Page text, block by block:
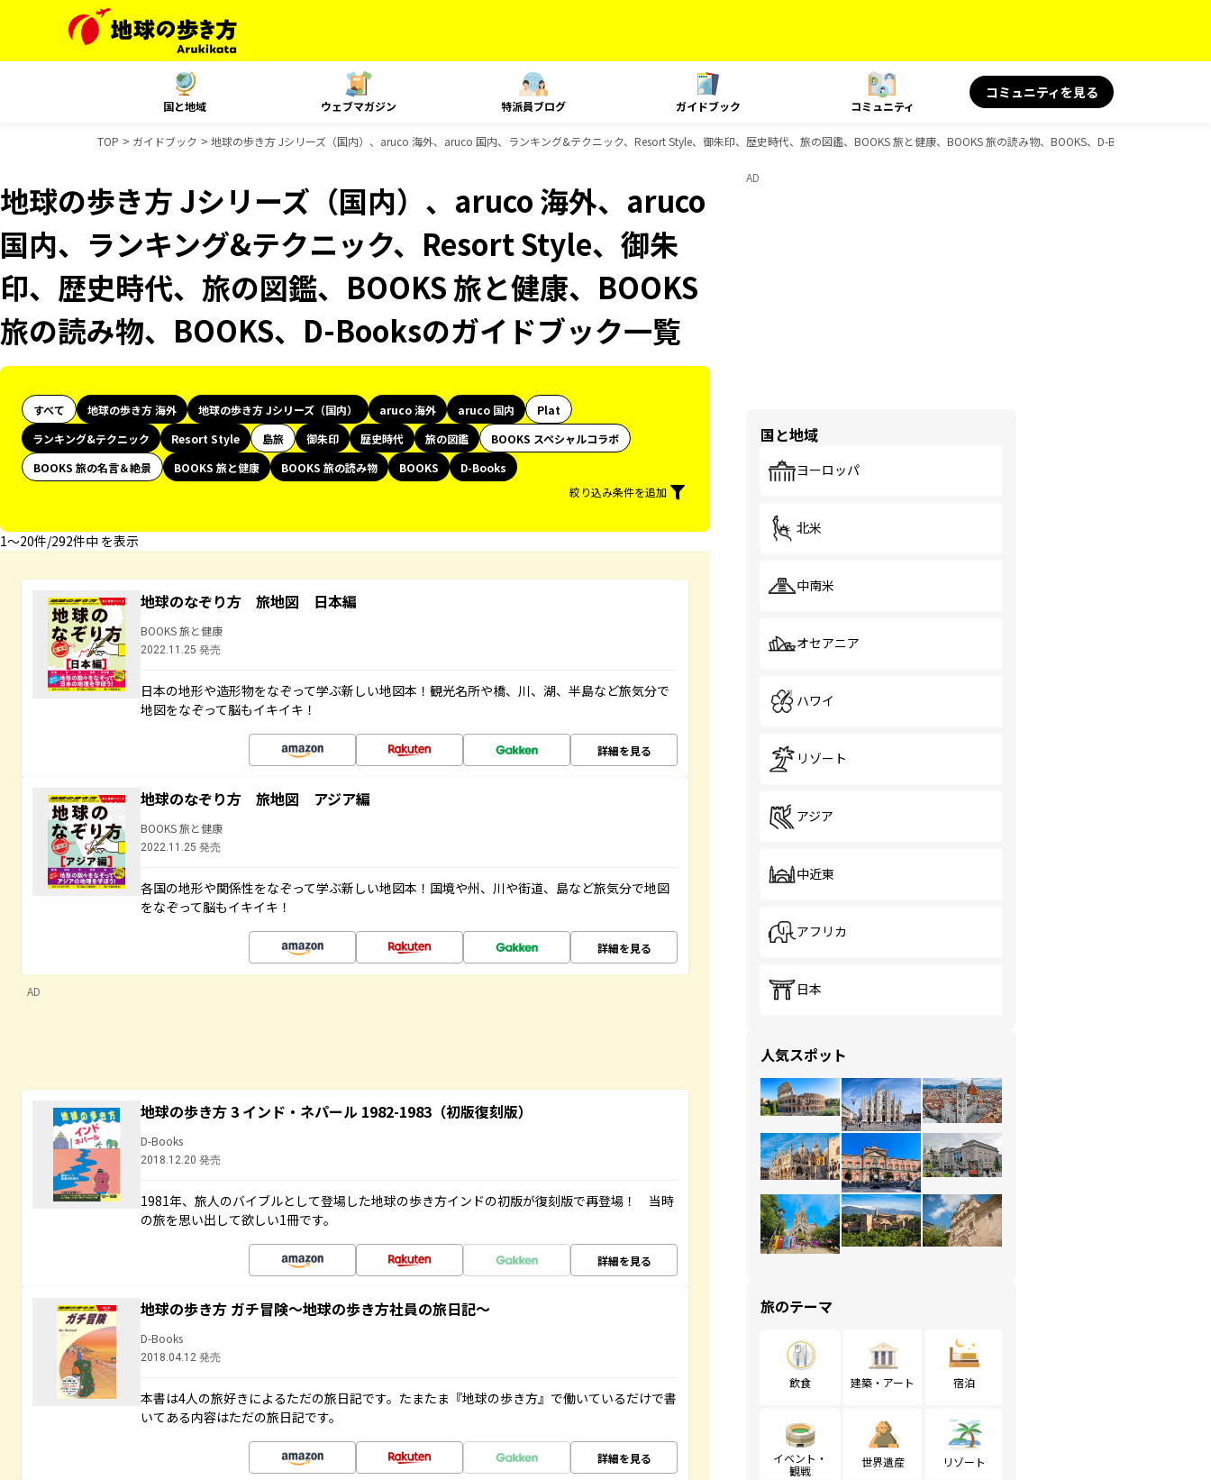
国と地域 ウェブマガジン 特派員ブログ ガイドブック コミュニティ
コミュニティを見る
TOP ガイドブック 地球の歩き方 Jシリーズ（国内）、aruco 海外、aruco 国内、ランキング&テクニック、Resort Style、御朱印、歴史時代、旅の図鑑、BOOKS 旅と健康、BOOKS 旅の読み物、BOOKS、D-Booksのガイドブッ
地球の歩き方 Jシリーズ（国内）、aruco 海外、aruco
国内、ランキング&テクニック、Resort Style、御朱
印、歴史時代、旅の図鑑、BOOKS 旅と健康、BOOKS
旅の読み物、BOOKS、D-Booksのガイドブック一覧
すべて 地球の歩き方 海外 地球の歩き方 Jシリーズ（国内） aruco 海外 aruco 国内
Plat
ランキング&テクニック
Resort Style 島旅 御朱印 歴史時代 旅の図鑑
BOOKS スペシャルコラボ
BOOKS 旅の名言＆絶景
BOOKS 旅と健康 BOOKS 旅の読み物 BOOKS
D-Books
絞り込み条件を追加
1〜20件/292件中 を表示
地球のなぞり方 旅地図 日本編
BOOKS 旅と健康
2022.11.25 発売
日本の地形や造形物をなぞって学ぶ新しい地図本！観光名所や橋、川、湖、半島など旅気分で
地図をなぞって脳もイキイキ！
詳細を見る
地球のなぞり方 旅地図 アジア編
BOOKS 旅と健康
2022.11.25 発売
各国の地形や関係性をなぞって学ぶ新しい地図本！国境や州、川や街道、島など旅気分で地図
をなぞって脳もイキイキ！
詳細を見る
AD
地球の歩き方 3 インド・ネパール 1982-1983（初版復刻版）
D-Books
2018.12.20 発売
1981年、旅人のバイブルとして登場した地球の歩き方インドの初版が復刻版で再登場！ 当時
の旅を思い出して欲しい1冊です。
詳細を見る
地球の歩き方 ガチ冒険～地球の歩き方社員の旅日記～
D-Books
2018.04.12 発売
本書は4人の旅好きによるただの旅日記です。たまたま『地球の歩き方』で働いているだけで書
いてある内容はただの旅日記です。
詳細を見る
AD
国と地域
ヨーロッパ
北米
中南米
オセアニア
ハワイ
リゾート
アジア
中近東
アフリカ
日本
人気スポット
旅のテーマ
飲食 建築・アート 宿泊
イベント・
観戦
世界遺産 リゾート